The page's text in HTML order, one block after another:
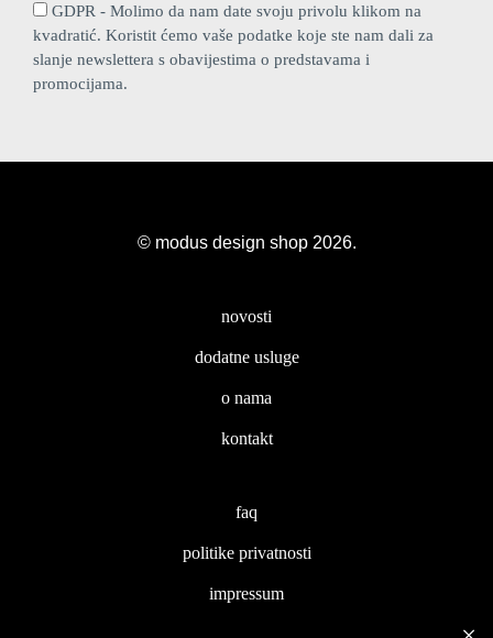
GDPR - Molimo da nam date svoju privolu klikom na
kvadratić. Koristit ćemo vaše podatke koje ste nam dali za
slanje newslettera s obavijestima o predstavama i
promocijama.
© modus design shop 2026.
novosti
dodatne usluge
o nama
kontakt
faq
politike privatnosti
impressum